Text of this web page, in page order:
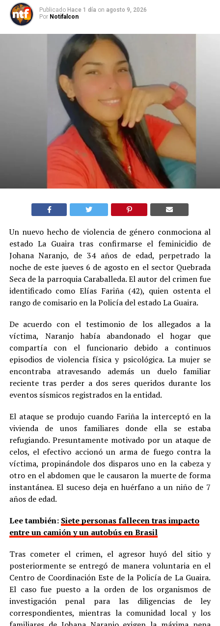
Publicado Hace 1 día on agosto 9, 2026
Por Notifalcon
Un nuevo hecho de violencia de género conmociona al
estado La Guaira tras confirmarse el feminicidio de
Johana Naranjo, de 34 años de edad, perpetrado la
noche de este jueves 6 de agosto en el sector Quebrada
Seca de la parroquia Caraballeda. El autor del crimen fue
identificado como Elías Fariña (42), quien ostenta el
rango de comisario en la Policía del estado La Guaira.
De acuerdo con el testimonio de los allegados a la
víctima, Naranjo había abandonado el hogar que
compartía con el funcionario debido a continuos
episodios de violencia física y psicológica. La mujer se
encontraba atravesando además un duelo familiar
reciente tras perder a dos seres queridos durante los
eventos sísmicos registrados en la entidad.
El ataque se produjo cuando Fariña la interceptó en la
vivienda de unos familiares donde ella se estaba
refugiando. Presuntamente motivado por un ataque de
celos, el efectivo accionó un arma de fuego contra la
víctima, propinándole dos disparos uno en la cabeza y
otro en el abdomen que le causaron la muerte de forma
instantánea. El suceso deja en huérfano a un niño de 7
años de edad.
Lee también: Siete personas fallecen tras impacto
entre un camión y un autobús en Brasil
Tras cometer el crimen, el agresor huyó del sitio y
posteriormente se entregó de manera voluntaria en el
Centro de Coordinación Este de la Policía de La Guaira.
El caso fue puesto a la orden de los organismos de
investigación penal para las diligencias de ley
correspondientes, mientras la comunidad local y los